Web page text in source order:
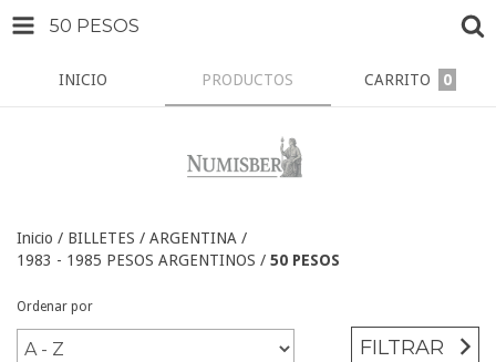
50 PESOS
INICIO PRODUCTOS CARRITO 0
Inicio / BILLETES / ARGENTINA /
1983 - 1985 PESOS ARGENTINOS / 50 PESOS
Ordenar por
FILTRAR